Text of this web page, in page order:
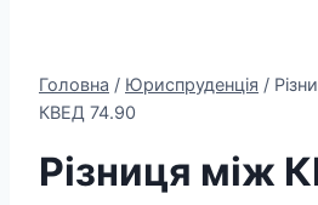
Головна / Юриспруденція /
КВЕД 74.90
Різниця між